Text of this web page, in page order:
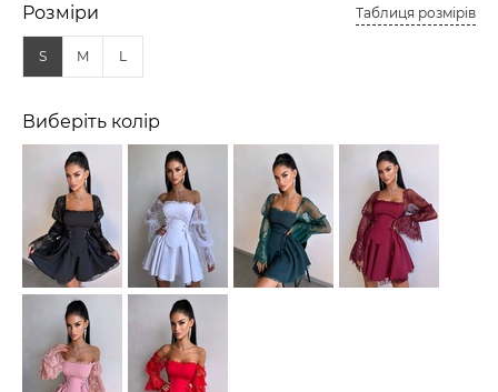
Розміри Таблиця розмірів
S M L
Виберіть колір